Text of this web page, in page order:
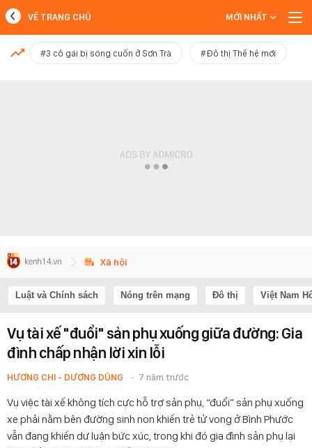
MỚI NHẤT
VỀ TRANG CHỦ MỚI NHẤT
#3 cô gái bị sóng cuốn ở Sơn Trà #Đô thị Thế hệ mới
Xã hội
Luật và Chính sách Nóng trên mạng Đô thị Việt Nam
Vụ tài xế "đuổi" sản phụ xuống giữa đường: Gia
đình chấp nhận lời xin lỗi
HƯƠNG CHI - DƯƠNG DŨNG 7 năm trước
Vụ việc tài xế không tích cực hỗ trợ sản phụ, “đuổi” sản phụ xuống
xe phải nằm bên đường sinh non khiến trẻ tử vong ở Bình Phước
vẫn đang khiến dư luận bức xúc, trong khi đó gia đình sản phụ lại